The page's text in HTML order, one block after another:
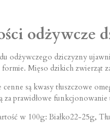
odżywcze
odżywczego dziczyzny
Mięso dzikich zwierząt
cenne są kwasy tłuszczowe
za prawidłowe
w 100g: Białko22-25g,